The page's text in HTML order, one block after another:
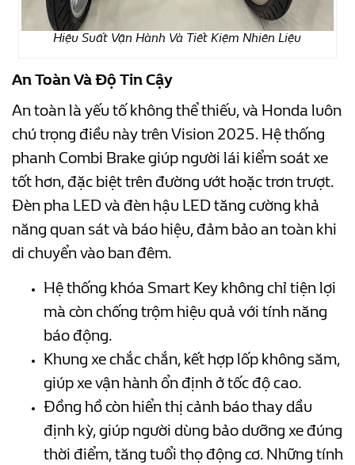
Hiệu Suất Vận Hành Và Tiết Kiệm Nhiên Liệu
An Toàn Và Độ Tin Cậy
An toàn là yếu tố không thể thiếu, và Honda luôn
chú trọng điều này trên Vision 2025. Hệ thống
phanh Combi Brake giúp người lái kiểm soát xe
tốt hơn, đặc biệt trên đường ướt hoặc trơn trượt.
Đèn pha LED và đèn hậu LED tăng cường khả
năng quan sát và báo hiệu, đảm bảo an toàn khi
di chuyển vào ban đêm.
Hệ thống khóa Smart Key không chỉ tiện lợi
mà còn chống trộm hiệu quả với tính năng
báo động.
Khung xe chắc chắn, kết hợp lốp không săm,
giúp xe vận hành ổn định ở tốc độ cao.
Đồng hồ còn hiển thị cảnh báo thay dầu
định kỳ, giúp người dùng bảo dưỡng xe đúng
thời điểm, tăng tuổi thọ động cơ. Những tính